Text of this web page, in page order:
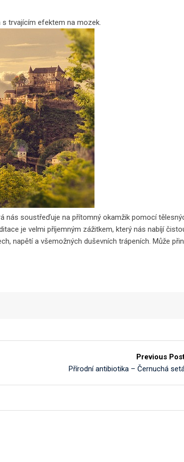
trvajícím efektem na mozek.
nás soustřeďuje na přítomný okamžik pomocí
je velmi příjemným zážitkem, který nás nabíjí
napětí a všemožných duševních trápeních. Může
Previous
Přírodní antibiotika – Černuchá